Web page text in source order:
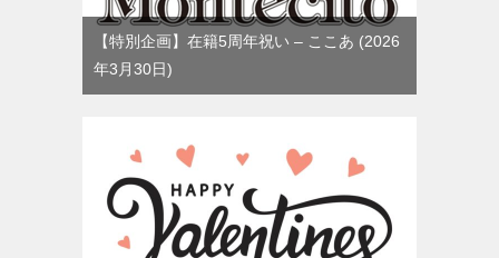
【特別企画】在籍5周年祝い – ここあ
2026
年3月30日